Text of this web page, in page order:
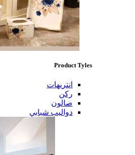
Product Tyles
انتريهات
ركن
صالون
دواليب شبابي